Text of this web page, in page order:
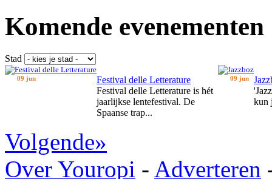
Komende evenementen
Stad
09 jun
Festival delle Letterature
Festival delle Letterature is hét
jaarlijkse lentefestival. De
Spaanse trap...
09 jun
kun
Volgende»
Over Youropi - Adverteren